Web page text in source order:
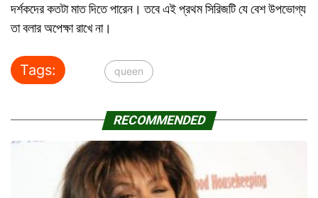
দর্শকদের কতটা মাত দিতে পারেন। তবে এই প্রথম সিরিজটি যে বেশ উপভোগ্য
তা বলার অপেক্ষা রাখে না।
Tags: queen
RECOMMENDED